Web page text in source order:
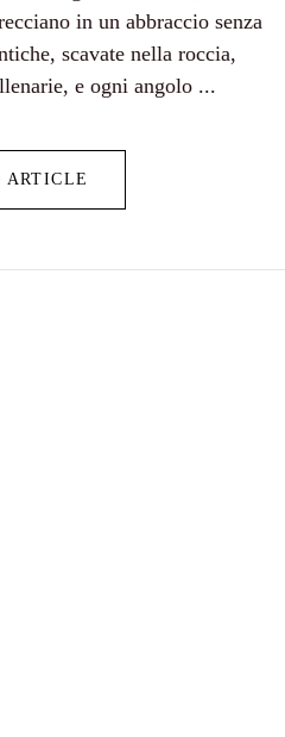
in un abbraccio senza
scavate nella roccia,
e ogni angolo ...
ARTICLE